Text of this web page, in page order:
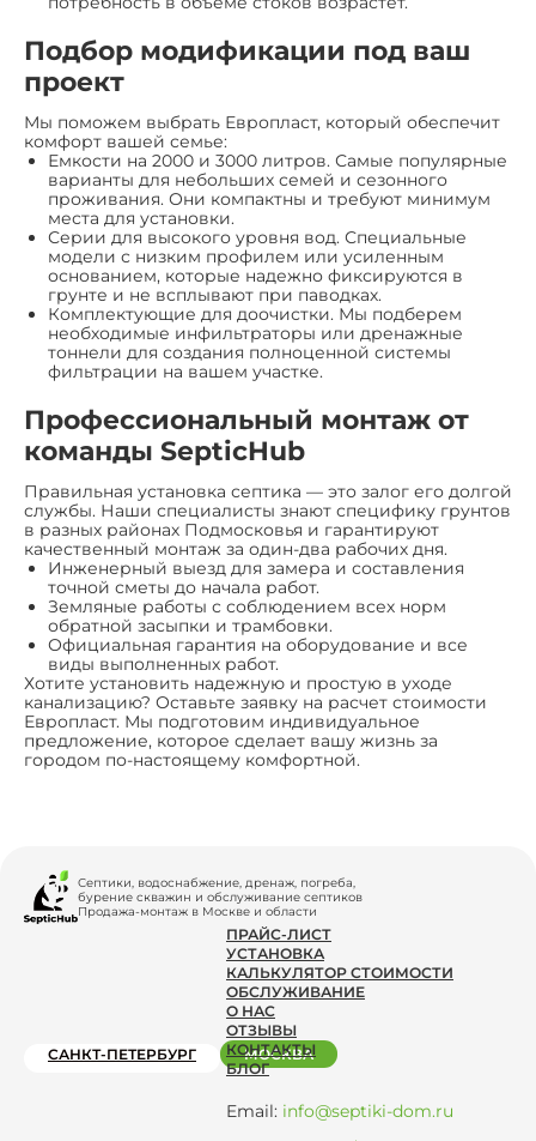
Подбор модификации под ваш
проект
Мы поможем выбрать Европласт, который обеспечит
комфорт вашей семье:
Емкости на 2000 и 3000 литров. Самые популярные
варианты для небольших семей и сезонного
проживания. Они компактны и требуют минимум
места для установки.
Серии для высокого уровня вод. Специальные
модели с низким профилем или усиленным
основанием, которые надежно фиксируются в
грунте и не всплывают при паводках.
Комплектующие для доочистки. Мы подберем
необходимые инфильтраторы или дренажные
тоннели для создания полноценной системы
фильтрации на вашем участке.
Профессиональный монтаж от
команды SepticHub
Правильная установка септика — это залог его долгой
службы. Наши специалисты знают специфику грунтов
в разных районах Подмосковья и гарантируют
качественный монтаж за один-два рабочих дня.
Инженерный выезд для замера и составления
точной сметы до начала работ.
Земляные работы с соблюдением всех норм
обратной засыпки и трамбовки.
Официальная гарантия на оборудование и все
виды выполненных работ.
Хотите установить надежную и простую в уходе
канализацию? Оставьте заявку на расчет стоимости
Европласт. Мы подготовим индивидуальное
предложение, которое сделает вашу жизнь за
городом по-настоящему комфортной.
Септики, водоснабжение, дренаж, погреба,
бурение скважин и обслуживание септиков
Продажа-монтаж в Москве и области
ПРАЙС-ЛИСТ
УСТАНОВКА
КАЛЬКУЛЯТОР СТОИМОСТИ
ОБСЛУЖИВАНИЕ
О НАС
ОТЗЫВЫ
КОНТАКТЫ
БЛОГ
Email: info@septiki-dom.ru
САНКТ-ПЕТЕРБУРГ МОСКВА